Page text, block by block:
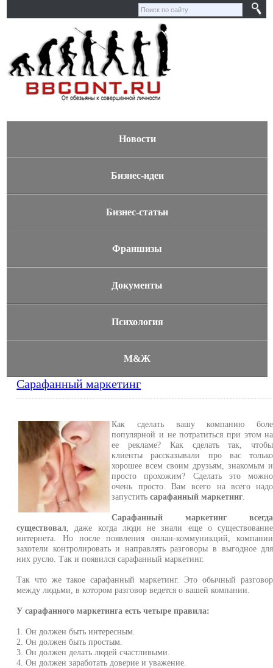
Новости
Бизнес-идеи
Бизнес-статьи
Франшизы
Документы
Психология
М&Ж
Сарафанный маркетинг
Как сделать вашу компанию боле
популярной и не потратиться при этом на
ее рекламе? Как сделать так, чтобы
клиенты рассказывали про вас только
хорошее всем своим друзьям, знакомым и
просто прохожим? Сделать это можно
очень просто. Вам всего на всего надо
запуститьсарафанный маркетинг
Сарафанный маркетинг всегда
существовал , даже когда люди не знали еще о существование
интернета. Но после появления онлан-коммуникций, компании
захотели контролировать и направлять разговоры в выгодное для
них русло. Так и появился сарафанный маркетинг.
Так что же такое сарафанный маркетинг. Это обычный разговор
между людьми, в котором разговор ведется о вашей компании.
У сарафанного маркетинга есть четыре правила:
1. Он должен быть интересным.
2. Он должен быть простым.
3. Он должен делать людей счастливыми.
4. Он должен заработать доверие и уважение.